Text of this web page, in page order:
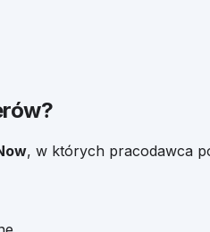
?
, w których pracodawca